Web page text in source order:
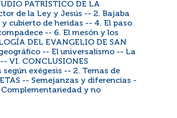
PATRÍSTICO DE LA
de la Ley y Jesús -- 2. Bajaba
cubierto de heridas -- 4. El paso
-- 6. El mesón y los
DEL EVANGELIO DE SAN
-- El universalismo -- La
VI. CONCLUSIONES
según exégesis -- 2. Temas de
-- Semejanzas y diferencias -
y no